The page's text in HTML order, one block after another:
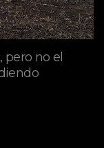
pero no el